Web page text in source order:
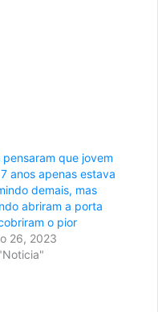
pensaram que jovem
anos apenas estava
demais, mas
abriram a porta
o pior
26, 2023